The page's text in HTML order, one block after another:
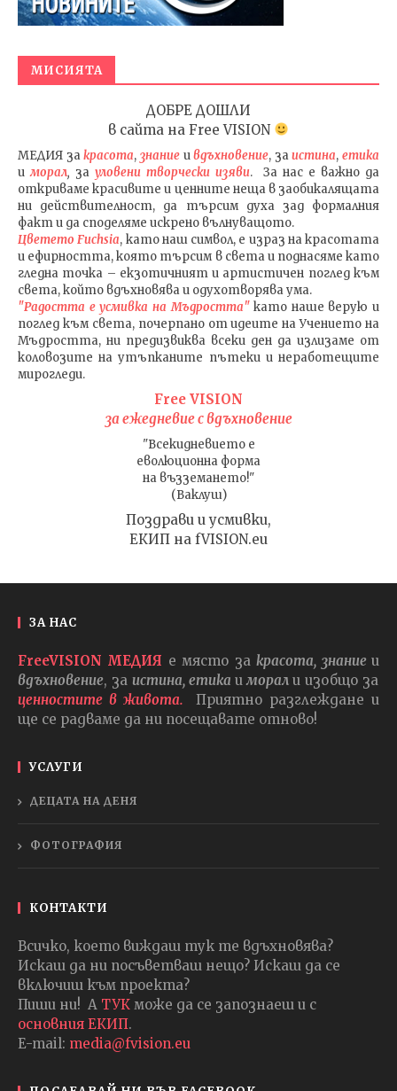
МИСИЯТА
ДОБРЕ ДОШЛИ
в сайта на Free VISION
МЕДИЯ закрасота, знаниеивдъхновение, заистина, етика
иморал, за уловени творчески изяви. За нас е важно да
откриваме красивите и ценните неща в заобикалящата
ни действителност, да търсим духа зад формалния
факт и да споделяме искрено вълнуващото.
Цветето Fuchsia, като наш символ, е израз на красотата
и ефирността, която търсим в света и поднасяме като
гледна точка – екзотичният и артистичен поглед към
света, който вдъхновява и одухотворява ума.
"Радостта е усмивка на Мъдростта"като наше верую и
поглед към света, почерпано от идеите на Учението на
Мъдростта, ни предизвиква всеки ден да излизаме от
коловозите на утъпканите пътеки и неработещите
мирогледи.
Free VISION
за ежедневие с вдъхновение
"Всекидневието е
еволюционна форма
на възземането!"
(Ваклуш)
Поздрави и усмивки,
ЕКИП на fVISION.eu
ЗА НАС
FreeVISION МЕДИЯ е място закрасота, знаниеи
вдъхновение, за истина, етика и морали изобщо за
ценностите в живота.
Приятно разглеждане и
ще се радваме да ни посещавате отново!
УСЛУГИ
ДЕЦАТА НА ДЕНЯ
ФОТОГРАФИЯ
КОНТАКТИ
Всичко, което виждаш тук те вдъхновява?
Искаш да ни посъветваш нещо? Искаш да се
включиш към проекта?
Пиши ни! А ТУК може да се запознаеш и с
основния ЕКИП.
E-mail: media@fvision.eu